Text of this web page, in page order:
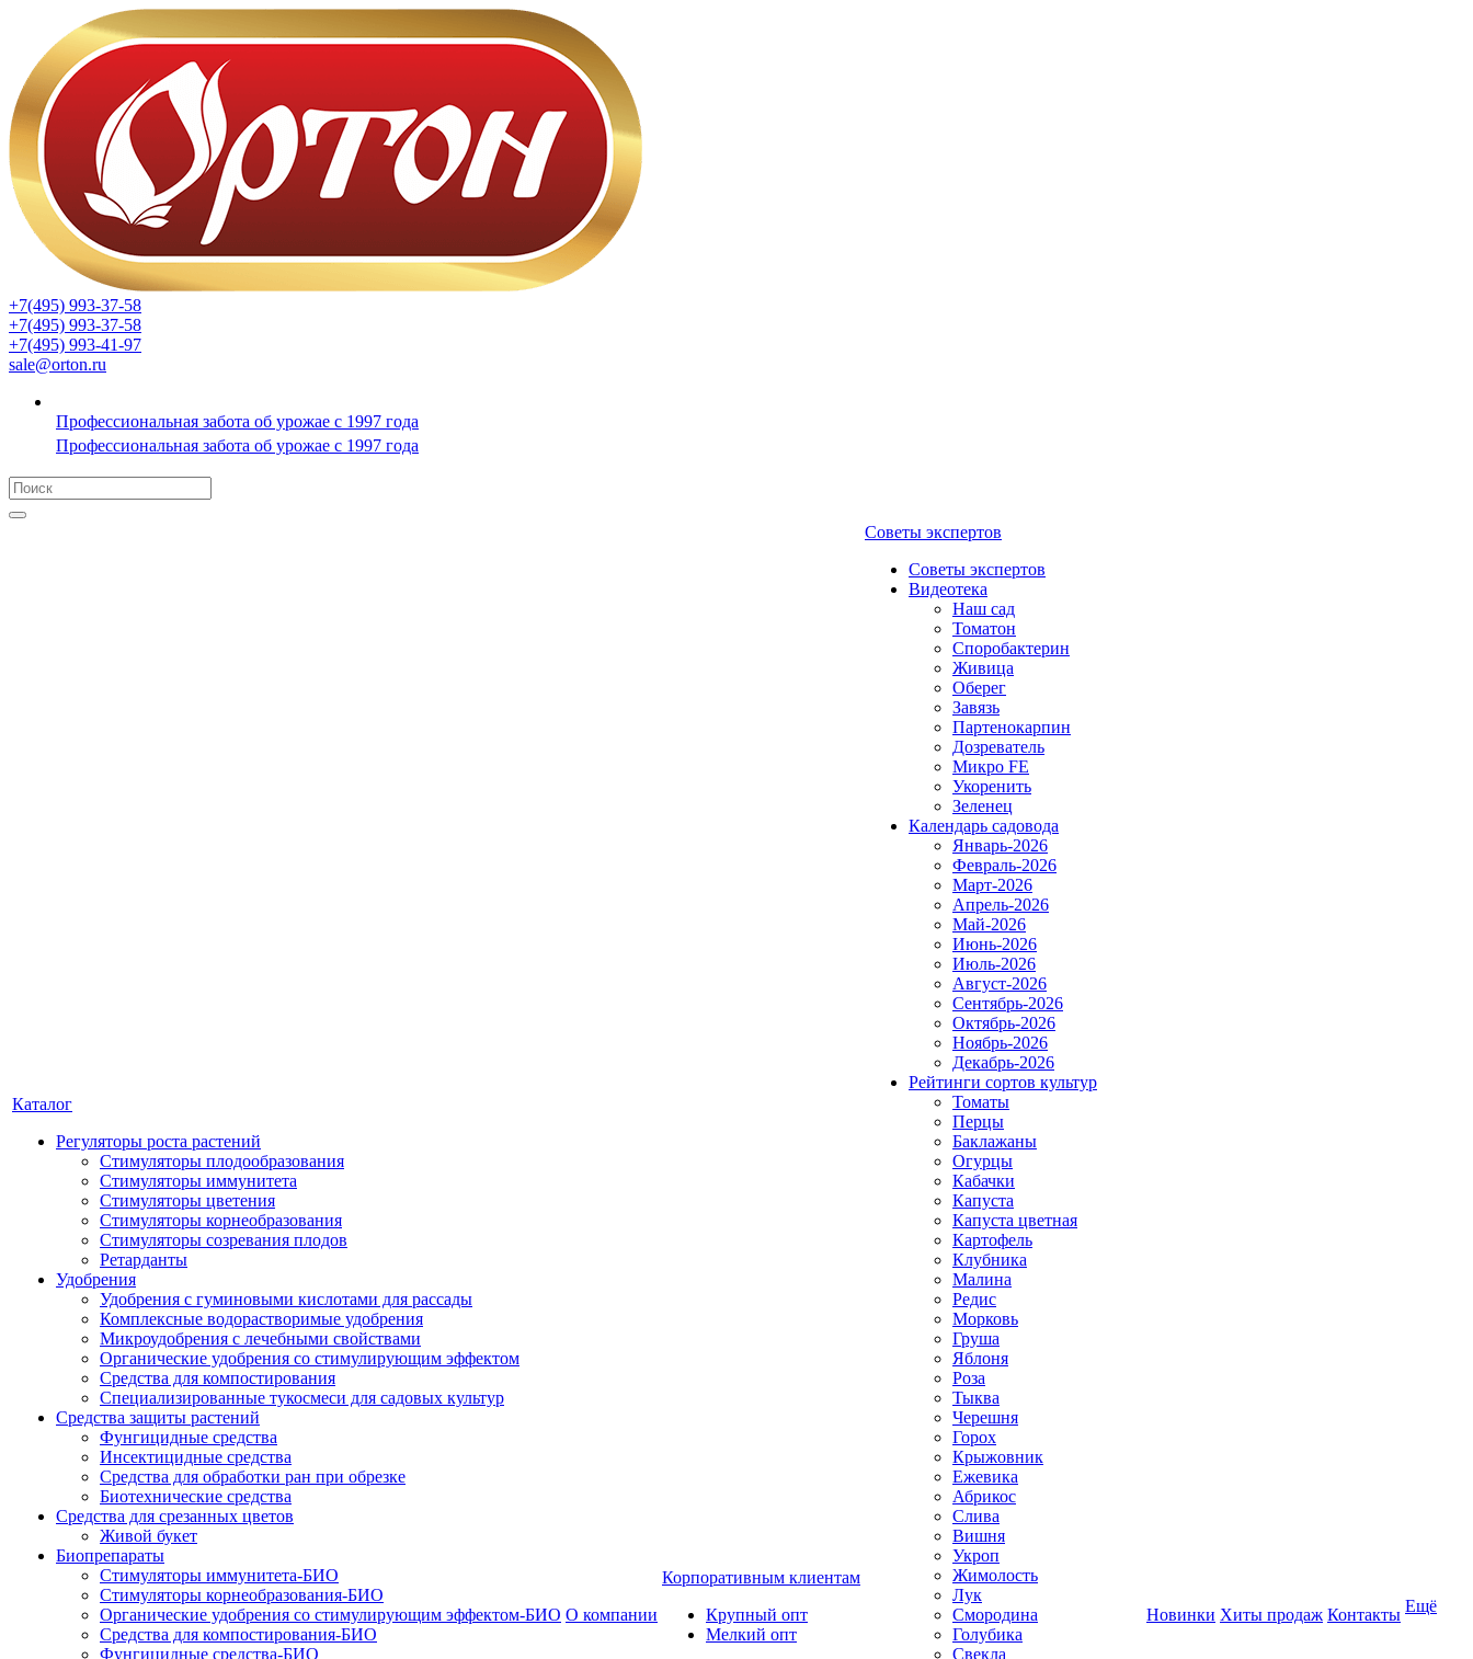
+7(495) 993-37-58
+7(495) 993-37-58
+7(495) 993-41-97
sale@orton.ru
Профессиональная забота об урожае с 1997 года
Профессиональная забота об урожае с 1997 года
Каталог
Регуляторы роста растений
Стимуляторы плодообразования
Стимуляторы иммунитета
Стимуляторы цветения
Стимуляторы корнеобразования
Стимуляторы созревания плодов
Ретарданты
Удобрения
Удобрения с гуминовыми кислотами для рассады
Комплексные водорастворимые удобрения
Микроудобрения с лечебными свойствами
Органические удобрения со стимулирующим эффектом
Средства для компостирования
Специализированные тукосмеси для садовых культур
Средства защиты растений
Фунгицидные средства
Инсектицидные средства
Средства для обработки ран при обрезке
Биотехнические средства
Средства для срезанных цветов
Живой букет
Биопрепараты
Стимуляторы иммунитета-БИО
Стимуляторы корнеобразования-БИО
Органические удобрения со стимулирующим эффектом-БИО
Средства для компостирования-БИО
Фунгицидные средства-БИО
О компании
Корпоративным клиентам
Крупный опт
Мелкий опт
Советы экспертов
Советы экспертов
Видеотека
Наш сад
Томатон
Споробактерин
Живица
Оберег
Завязь
Партенокарпин
Дозреватель
Микро FE
Укоренить
Зеленец
Календарь садовода
Январь-2026
Февраль-2026
Март-2026
Апрель-2026
Май-2026
Июнь-2026
Июль-2026
Август-2026
Сентябрь-2026
Октябрь-2026
Ноябрь-2026
Декабрь-2026
Рейтинги сортов культур
Томаты
Перцы
Баклажаны
Огурцы
Кабачки
Капуста
Капуста цветная
Картофель
Клубника
Малина
Редис
Морковь
Груша
Яблоня
Роза
Тыква
Черешня
Горох
Крыжовник
Ежевика
Абрикос
Слива
Вишня
Укроп
Жимолость
Лук
Смородина
Голубика
Свекла
Новинки Хиты продаж Контакты Ещё